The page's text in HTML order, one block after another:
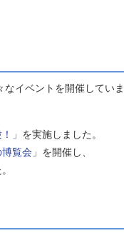
イベントを開催してい
」 を実施しました。
覧会」 を開催し、